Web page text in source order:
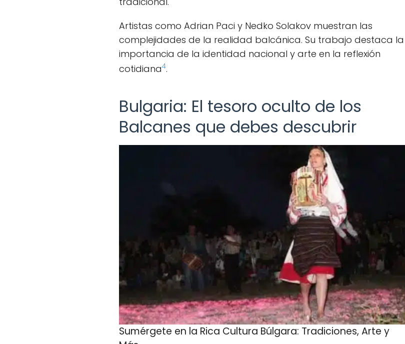
Artistas como Adrian Paci y Nedko Solakov muestran las
complejidades de la realidad balcánica. Su trabajo destaca la
importancia de la identidad nacional y arte en la reflexión
cotidiana4.
Bulgaria: El tesoro oculto de los
Balcanes que debes descubrir
Sumérgete en la Rica Cultura Búlgara: Tradiciones, Arte y